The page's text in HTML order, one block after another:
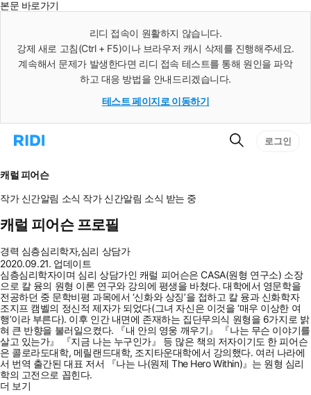
본문 바로가기
리디 접속이 원활하지 않습니다.
강제 새로 고침(Ctrl + F5)이나 브라우저 캐시 삭제를 진행해주세요.
계속해서 문제가 발생한다면 리디 접속 테스트를 통해 원인을 파악
하고 대응 방법을 안내드리겠습니다.
테스트 페이지로 이동하기
리
으
로
이
동
검
로그인
캐럴 피어슨
작가 신간알림 소식 작가 신간알림 소식 받는 중
캐럴 피어슨 프로필
경력 심층심리학자,심리 상담가
2020.09.21. 업데이트
심층심리학자이며 심리 상담가인 캐럴 피어슨은 CASA(원형 연구소) 소장
으로 칼 융의 원형 이론 연구와 강의에 평생을 바쳤다. 대학에서 영문학을
전공하던 중 문학비평 과목에서 ‘신화와 상징’을 접하고 칼 융과 신화학자
조지프 캠벨의 정신적 제자가 되었다(그녀 자신은 이것을 ‘매우 이상한 여
행’이라 부른다). 이후 인간 내면에 존재하는 집단무의식 원형을 6가지로 밝
혀 큰 반향을 불러일으켰다. 『내 안의 영웅 깨우기』 『나는 무슨 이야기를
살고 있는가』 『지금 나는 누구인가』 등 많은 책의 저자이기도 한 피어슨
은 콜로라도대학, 메릴랜드대학, 조지타운대학에서 강의했다. 여러 나라에
서 번역 출간된 대표 저서 『나는 나(원제 The Hero Within)』는 원형 심리
학의 고전으로 꼽힌다.
더 보기